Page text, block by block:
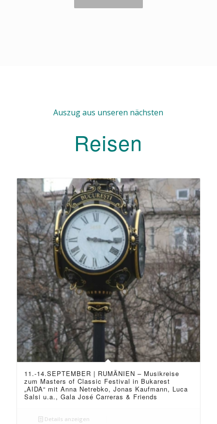
Auszug aus unseren nächsten
Reisen
11.-14.SEPTEMBER | RUMÄNIEN – Musikreise
zum Masters of Classic Festival in Bukarest
„AIDA“ mit Anna Netrebko, Jonas Kaufmann, Luca
Salsi u.a., Gala José Carreras & Friends
Details anzeigen